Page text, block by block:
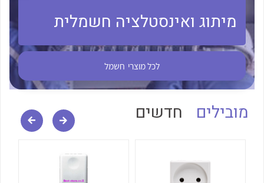
לכל מוצרי היצרן לכל מוצרי היצרן
מיתוג ואינסטלציה חשמלית
לכל מוצרי חשמל
מובילים חדשים